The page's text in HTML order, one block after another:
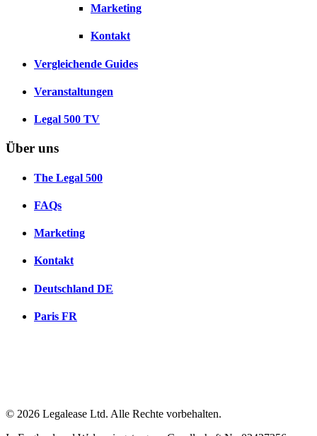
Marketing
Kontakt
Vergleichende Guides
Veranstaltungen
Legal 500 TV
Über uns
The Legal 500
FAQs
Marketing
Kontakt
Deutschland DE
Paris FR
© 2026 Legalease Ltd. Alle Rechte vorbehalten.